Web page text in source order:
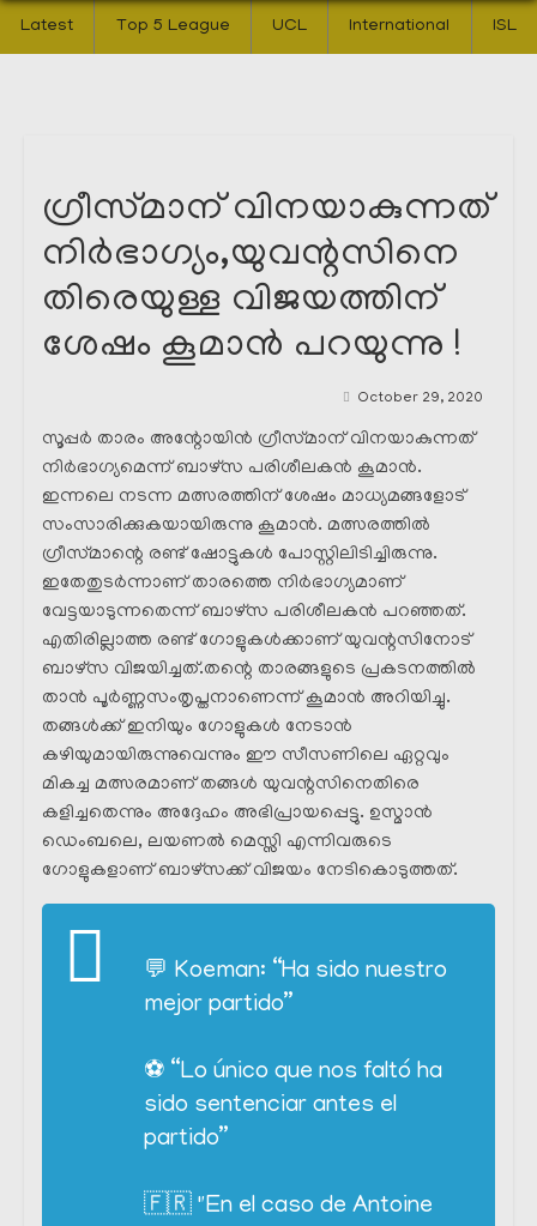
Latest Top 5 League UCL International ISL
ഗ്രീസ്‌മാന്‌ വിനയാകുന്നത്
നിർഭാഗ്യം,യുവന്റസിനെ
തിരെയുള്ള വിജയത്തിന്
ശേഷം കൂമാൻ പറയുന്നു !
October 29, 2020
സൂപ്പർ താരം അന്റോയിൻ ഗ്രീസ്‌മാന്‌ വിനയാകുന്നത്
നിർഭാഗ്യമെന്ന് ബാഴ്സ പരിശീലകൻ കൂമാൻ.
ഇന്നലെ നടന്ന മത്സരത്തിന് ശേഷം മാധ്യമങ്ങളോട്
സംസാരിക്കുകയായിരുന്നു കൂമാൻ. മത്സരത്തിൽ
ഗ്രീസ്‌മാന്റെ രണ്ട് ഷോട്ടുകൾ പോസ്റ്റിലിടിച്ചിരുന്നു.
ഇതേതുടർന്നാണ് താരത്തെ നിർഭാഗ്യമാണ്
വേട്ടയാടുന്നതെന്ന് ബാഴ്സ പരിശീലകൻ പറഞ്ഞത്.
എതിരില്ലാത്ത രണ്ട് ഗോളുകൾക്കാണ് യുവന്റസിനോട്
ബാഴ്സ വിജയിച്ചത്.തന്റെ താരങ്ങളുടെ പ്രകടനത്തിൽ
താൻ പൂർണ്ണസംതൃപ്തനാണെന്ന് കൂമാൻ അറിയിച്ചു.
തങ്ങൾക്ക് ഇനിയും ഗോളുകൾ നേടാൻ
കഴിയുമായിരുന്നുവെന്നും ഈ സീസണിലെ ഏറ്റവും
മികച്ച മത്സരമാണ് തങ്ങൾ യുവന്റസിനെതിരെ
കളിച്ചതെന്നും അദ്ദേഹം അഭിപ്രായപ്പെട്ടു. ഉസ്മാൻ
ഡെംബലെ, ലയണൽ മെസ്സി എന്നിവരുടെ
ഗോളുകളാണ് ബാഴ്‌സക്ക് വിജയം നേടികൊടുത്തത്.
💬 Koeman: “Ha sido nuestro
mejor partido”
⚽️ “Lo único que nos faltó ha
sido sentenciar antes el
partido”
🇫🇷 "En el caso de Antoine